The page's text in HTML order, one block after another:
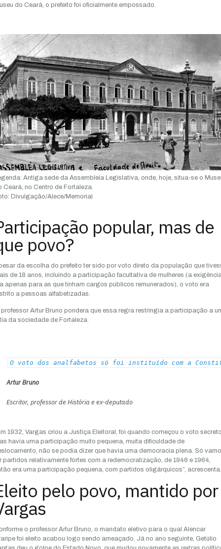
do Ceará, o prefeito foi oficialmente empossado.
Antiga sede da Assembleia Legislativa, onde, hoje, situa-se o
Ceará, no Centro de Fortaleza.
Divulgação/Alece/Memorial
popular, mas de
povo?
da escolha do prefeito ter sido por voto direto da população que
de 18 anos, incluindo a participação facultativa de mulheres (a
apenas para as que tinham cargos públicos remunerados), o voto era
a pessoas alfabetizadas.
Artur Bruno pondera que essa regra restringia a participação a
da sociedade de Fortaleza.
O voto dos analfabetos só foi instituído com a
Artur Bruno
Escritor, professor de História e ex-deputado
1932, Vargas criou a Justiça Eleitoral, foi quando começou o voto
havia uma participação muito pequena, muita dificuldade de
não se podia dizer que havia uma democracia plena. Só
partidos relativamente fortes com a redemocratização, de 1946 e 1964,
era uma participação pequena, com partidos oligárquicos”, acrescenta.
pelo povo, mantido por
o professor Artur Bruno, o mandato eletivo para o qual Alencar
foi eleito acabou logo sendo ameaçado. Já no ano seguinte, Getúlio